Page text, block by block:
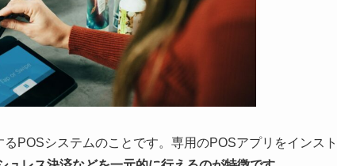
POSシステムのことです。専用のPOSアプリをインス